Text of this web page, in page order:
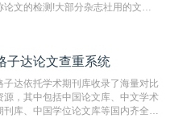
论文的检测!大部分杂志社用的文献
辑部检测来稿和已发表的文献,检测
时注意填写第一作者,才能排除已发
文献复制比。（限制字符数1万）
子达论文查重系统
子达依托学术期刊库收录了海量对比
源，其中包括中国论文库、中文学术
刊库、中国学位论文库等国内齐全的